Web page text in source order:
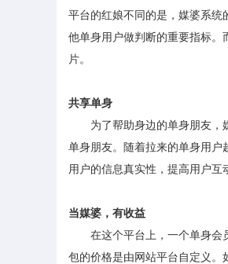
平台的红娘不同的是，媒婆系统
他单身用户做判断的重要指标。
片。
共享单身
为了帮助身边的单身朋友，
单身朋友。随着拉来的单身用户
用户的信息真实性，提高用户互
当媒婆，有收益
在这个平台上，一个单身会
包的价格是由网站平台自定义。